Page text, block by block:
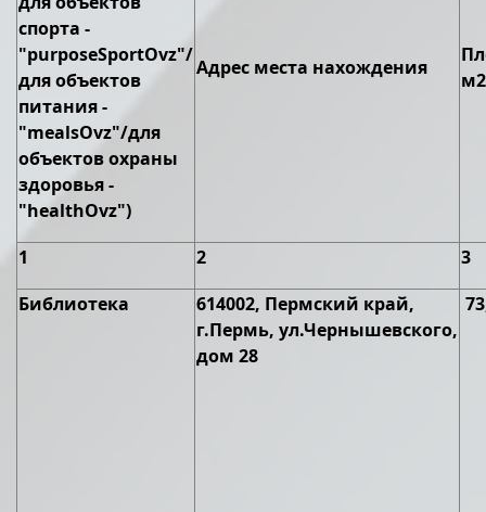
спорта -
"purposeSportOvz"/
для объектов
питания -
"mealsOvz"/для
объектов охраны
здоровья -
"healthOvz")
Адрес места нахождения
м2
1 2
3
Библиотека
614002, Пермский край,
г.Пермь, ул.Чернышевского,
дом 28